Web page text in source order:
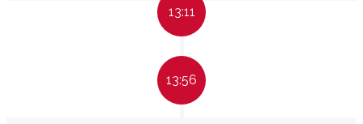
13:11
13:56